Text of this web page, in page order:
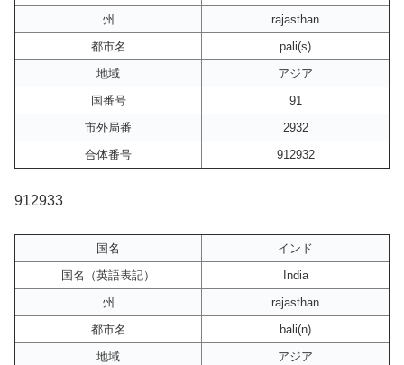
州
rajasthan
都市名
pali(s)
地域
アジア
国番号
91
市外局番
2932
合体番号
912932
912933
国名
インド
国名（英語表記）
India
州
rajasthan
都市名
bali(n)
地域
アジア